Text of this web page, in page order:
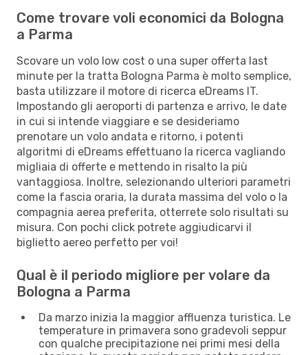
Come trovare voli economici da Bologna
a Parma
Scovare un volo low cost o una super offerta last
minute per la tratta Bologna Parma è molto semplice,
basta utilizzare il motore di ricerca eDreams IT.
Impostando gli aeroporti di partenza e arrivo, le date
in cui si intende viaggiare e se desideriamo
prenotare un volo andata e ritorno, i potenti
algoritmi di eDreams effettuano la ricerca vagliando
migliaia di offerte e mettendo in risalto la più
vantaggiosa. Inoltre, selezionando ulteriori parametri
come la fascia oraria, la durata massima del volo o la
compagnia aerea preferita, otterrete solo risultati su
misura. Con pochi click potrete aggiudicarvi il
biglietto aereo perfetto per voi!
Qual è il periodo migliore per volare da
Bologna a Parma
Da marzo inizia la maggior affluenza turistica. Le
temperature in primavera sono gradevoli seppur
con qualche precipitazione nei primi mesi della